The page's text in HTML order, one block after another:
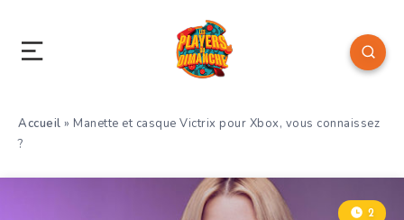
Accueil » Manette et casque Victrix pour Xbox, vous connaissez
?
2